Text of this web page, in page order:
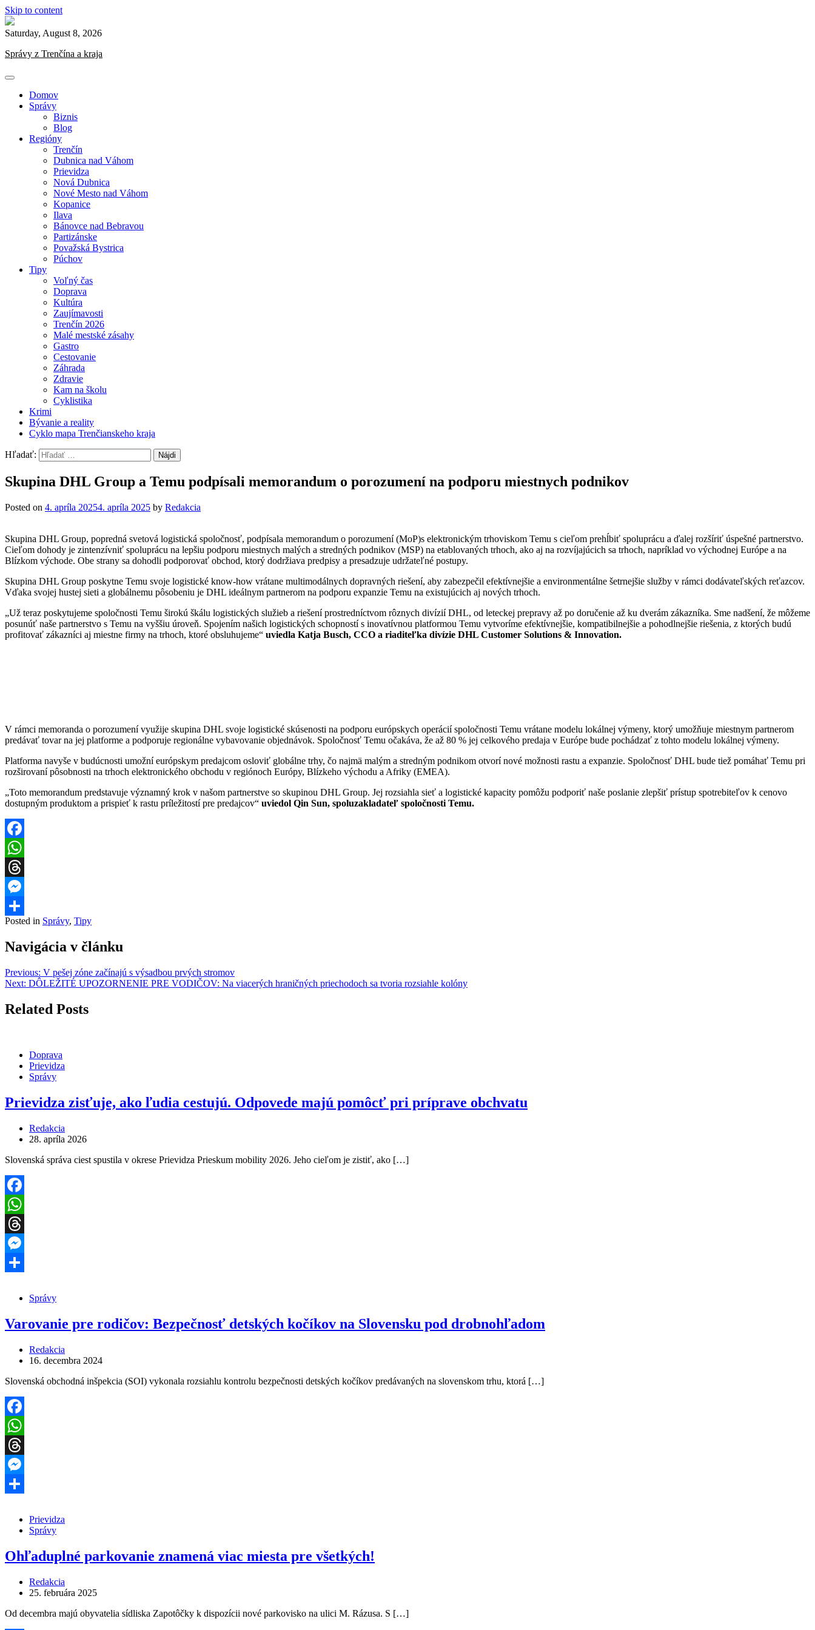
Skip to content
Saturday, August 8, 2026
Správy z Trenčína a kraja
Domov
Správy
Biznis
Blog
Regióny
Trenčín
Dubnica nad Váhom
Prievidza
Nová Dubnica
Nové Mesto nad Váhom
Kopanice
Ilava
Bánovce nad Bebravou
Partizánske
Považská Bystrica
Púchov
Tipy
Voľný čas
Doprava
Kultúra
Zaujímavosti
Trenčín 2026
Malé mestské zásahy
Gastro
Cestovanie
Záhrada
Zdravie
Kam na školu
Cyklistika
Krimi
Bývanie a reality
Cyklo mapa Trenčianskeho kraja
Hľadať:
Skupina DHL Group a Temu podpísali memorandum o porozumení na podporu miestnych podnikov
Posted on 4. apríla 20254. apríla 2025 by Redakcia
Skupina DHL Group, popredná svetová logistická spoločnosť, podpísala memorandum o porozumení (MoP)s elektronickým trhoviskom Temu s cieľom prehĺbiť spoluprácu a ďalej rozšíriť úspešné partnerstvo.
Cieľom dohody je zintenzívniť spoluprácu na lepšiu podporu miestnych malých a stredných podnikov (MSP) na etablovaných trhoch, ako aj na rozvíjajúcich sa trhoch, napríklad vo východnej Európe a na
Blízkom východe. Obe strany sa dohodli podporovať obchod, ktorý dodržiava predpisy a presadzuje udržateľné postupy.
Skupina DHL Group poskytne Temu svoje logistické know-how vrátane multimodálnych dopravných riešení, aby zabezpečil efektívnejšie a environmentálne šetrnejšie služby v rámci dodávateľských reťazcov.
Vďaka svojej hustej sieti a globálnemu pôsobeniu je DHL ideálnym partnerom na podporu expanzie Temu na existujúcich aj nových trhoch.
„Už teraz poskytujeme spoločnosti Temu širokú škálu logistických služieb a riešení prostredníctvom rôznych divízií DHL, od leteckej prepravy až po doručenie až ku dverám zákazníka. Sme nadšení, že môžeme
posunúť naše partnerstvo s Temu na vyššiu úroveň. Spojením našich logistických schopností s inovatívnou platformou Temu vytvoríme efektívnejšie, kompatibilnejšie a pohodlnejšie riešenia, z ktorých budú
profitovať zákazníci aj miestne firmy na trhoch, ktoré obsluhujeme“ uviedla Katja Busch, CCO a riaditeľka divízie DHL Customer Solutions & Innovation.
V rámci memoranda o porozumení využije skupina DHL svoje logistické skúsenosti na podporu európskych operácií spoločnosti Temu vrátane modelu lokálnej výmeny, ktorý umožňuje miestnym partnerom
predávať tovar na jej platforme a podporuje regionálne vybavovanie objednávok. Spoločnosť Temu očakáva, že až 80 % jej celkového predaja v Európe bude pochádzať z tohto modelu lokálnej výmeny.
Platforma navyše v budúcnosti umožní európskym predajcom osloviť globálne trhy, čo najmä malým a stredným podnikom otvorí nové možnosti rastu a expanzie. Spoločnosť DHL bude tiež pomáhať Temu pri
rozširovaní pôsobnosti na trhoch elektronického obchodu v regiónoch Európy, Blízkeho východu a Afriky (EMEA).
„Toto memorandum predstavuje významný krok v našom partnerstve so skupinou DHL Group. Jej rozsiahla sieť a logistické kapacity pomôžu podporiť naše poslanie zlepšiť prístup spotrebiteľov k cenovo
dostupným produktom a prispieť k rastu príležitostí pre predajcov“ uviedol Qin Sun, spoluzakladateľ spoločnosti Temu.
Facebook
WhatsApp
Threads
Messenger
Share
Posted in Správy, Tipy
Navigácia v článku
Previous: V pešej zóne začínajú s výsadbou prvých stromov
Next: DÔLEŽITÉ UPOZORNENIE PRE VODIČOV: Na viacerých hraničných priechodoch sa tvoria rozsiahle kolóny
Related Posts
Doprava
Prievidza
Správy
Prievidza zisťuje, ako ľudia cestujú. Odpovede majú pomôcť pri príprave obchvatu
Redakcia
28. apríla 2026
Slovenská správa ciest spustila v okrese Prievidza Prieskum mobility 2026. Jeho cieľom je zistiť, ako […]
Facebook
WhatsApp
Threads
Messenger
Správy
Varovanie pre rodičov: Bezpečnosť detských kočíkov na Slovensku pod drobnohľadom
Redakcia
16. decembra 2024
Slovenská obchodná inšpekcia (SOI) vykonala rozsiahlu kontrolu bezpečnosti detských kočíkov predávaných na slovenskom trhu, ktorá […]
Facebook
WhatsApp
Threads
Messenger
Prievidza
Správy
Ohľaduplné parkovanie znamená viac miesta pre všetkých!
Redakcia
25. februára 2025
Od decembra majú obyvatelia sídliska Zapotôčky k dispozícii nové parkovisko na ulici M. Rázusa. S […]